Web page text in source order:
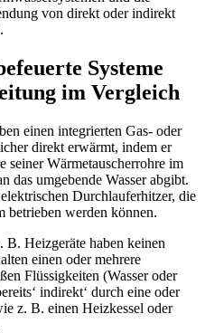
von direkt oder indirekt
Systeme
im Vergleich
einen integrierten Gas- oder
direkt erwärmt, indem er
seiner Wärmetauscherrohre im
das umgebende Wasser abgibt.
Durchlauferhitzer, die
betrieben werden können.
Heizgeräte haben keinen
einen oder mehrere
Flüssigkeiten (Wasser oder
indirekt‘ durch eine oder
z. B. einen Heizkessel oder